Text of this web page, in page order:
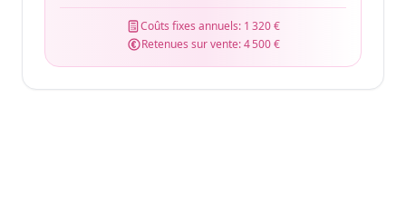
Coûts fixes annuels: 1 320 €
Retenues sur vente:4 500 €